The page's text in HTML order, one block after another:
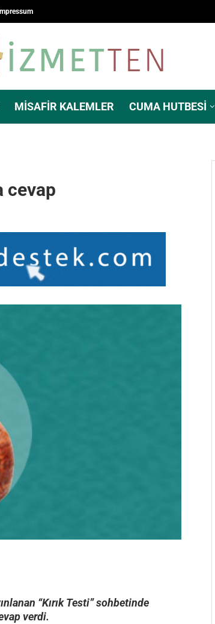
MISAFIR KALEMLER CUMA HUTBESI
cevap
“Kırık Testi” sohbetinde
verdi.